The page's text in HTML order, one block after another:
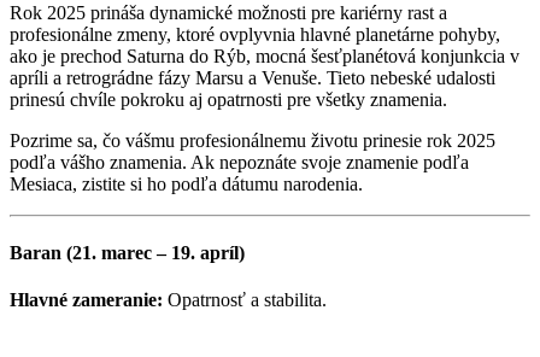
Rok 2025 prináša dynamické možnosti pre kariérny rast a
profesionálne zmeny, ktoré ovplyvnia hlavné planetárne pohyby,
ako je prechod Saturna do Rýb, mocná šesťplanétová konjunkcia v
apríli a retrográdne fázy Marsu a Venuše. Tieto nebeské udalosti
prinesú chvíle pokroku aj opatrnosti pre všetky znamenia.
Pozrime sa, čo vášmu profesionálnemu životu prinesie rok 2025
podľa vášho znamenia. Ak nepoznáte svoje znamenie podľa
Mesiaca, zistite si ho podľa dátumu narodenia.
Baran (21. marec – 19. apríl)
Hlavné zameranie: Opatrnosť a stabilita.